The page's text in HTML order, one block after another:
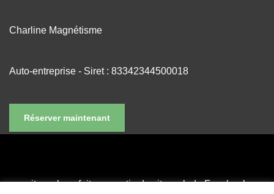
Charline Magnétisme
Auto-entreprise - Siret : 83342344500018
Réserver maintenant
ce site web ne fait pas partie du site web de Facebook ou